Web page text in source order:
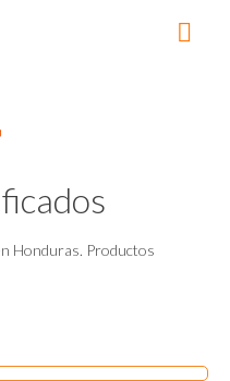
Honduras. Productos